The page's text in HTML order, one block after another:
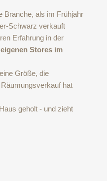
Branche, als im Frühjahr
Schwarz verkauft
Erfahrung in der
Stores im
Größe, die
hat
geholt - und zieht